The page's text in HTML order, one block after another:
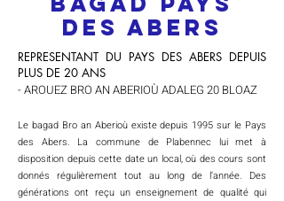
des abers
REPRESENTANT DU PAYS DES ABERS DEPUIS
PLUS DE 20 ANS
- AROUEZ BRO AN ABERIOÙ ADALEG 20 BLOAZ
Le bagad Bro an Aberioù existe depuis 1995 sur le Pays
des Abers. La commune de Plabennec lui met à
disposition depuis cette date un local, où des cours sont
donnés régulièrement tout au long de l’année. Des
générations ont reçu un enseignement de qualité qui